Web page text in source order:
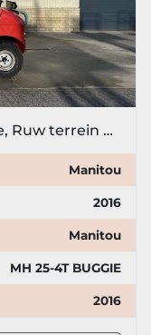
2016 Manitou MH 25-4 T Buggie, Ruw terrein heftruck, 4x4
Manitou
2016
Manitou
MH 25-4T BUGGIE
2016